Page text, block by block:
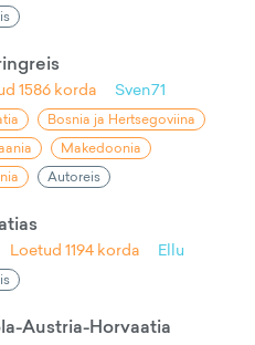
1586 korda Sven71
Bosnia ja Hertsegoviina
Makedoonia
Autoreis
Loetud 1194 korda Ellu
Austria-Horvaatia